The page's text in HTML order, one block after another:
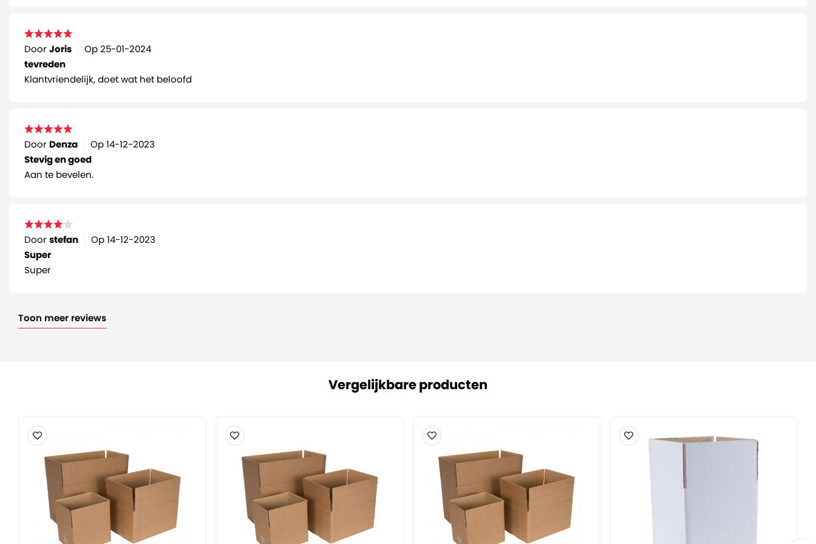
DoorJoris Op25-01-2024
tevreden
Klantvriendelijk, doet wat het beloofd
Door Denza Op14-12-2023
Stevig en goed
Aan te bevelen.
Doorstefan Op14-12-2023
Super
Super
Toon meer reviews
Vergelijkbare producten